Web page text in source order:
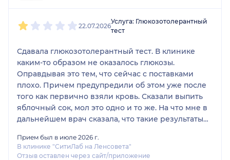
22.07.2026
Услуга: Глюкозотолерантный
тест
Сдавала глюкозотолерантный тест. В клинике
каким-то образом не оказалось глюкозы.
Оправдывая это тем, что сейчас с поставками
плохо. Причем предупредили об этом уже после
того как первично взяли кровь. Сказали выпить
яблочный сок, мол это одно и то же. На что мне в
дальнейшем врач сказала, что такие результаты
придется пересдать. Помимо этого, после
выпитого сока взяли кровь повторно только
Прием был в июле 2026 г.
В клинике "СитиЛаб на Ленсовета"
Отзыв оставлен через сайт/приложение